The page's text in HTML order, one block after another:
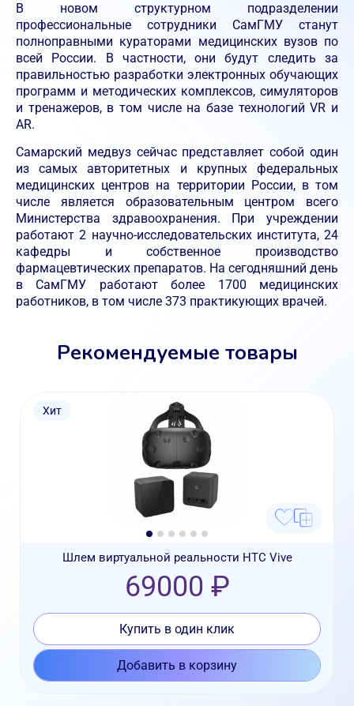
В новом структурном подразделении
профессиональные сотрудники СамГМУ станут
полноправными кураторами медицинских вузов по
всей России. В частности, они будут следить за
правильностью разработки электронных обучающих
программ и методических комплексов, симуляторов
и тренажеров, в том числе на базе технологий VR и
AR.
Самарский медвуз сейчас представляет собой один
из самых авторитетных и крупных федеральных
медицинских центров на территории России, в том
числе является образовательным центром всего
Министерства здравоохранения. При учреждении
работают 2 научно-исследовательских института, 24
кафедры и собственное производство
фармацевтических препаратов. На сегодняшний день
в СамГМУ работают более 1700 медицинских
работников, в том числе 373 практикующих врачей.
Рекомендуемые товары
Хит
Шлем виртуальной реальности HTC Vive
69000 ₽
Купить в один клик
Добавить в корзину